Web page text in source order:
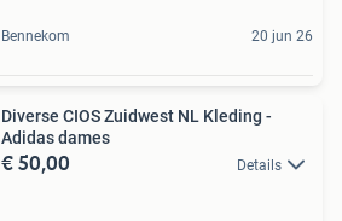
Bennekom 20 jun 26
Diverse CIOS Zuidwest NL Kleding -
Adidas dames
€ 50,00 Details